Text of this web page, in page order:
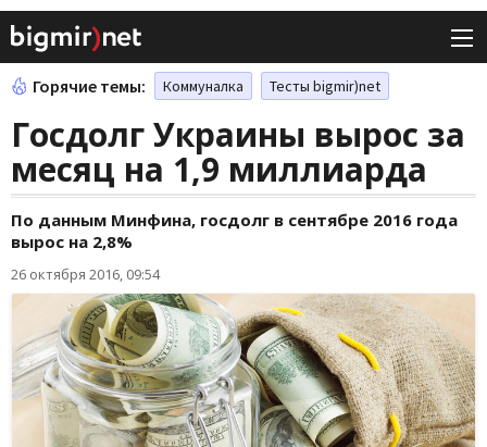
Горячие темы: Коммуналка Тесты bigmir)net
Госдолг Украины вырос за
месяц на 1,9 миллиарда
По данным Минфина, госдолг в сентябре 2016 года
вырос на 2,8%
26 октября 2016, 09:54